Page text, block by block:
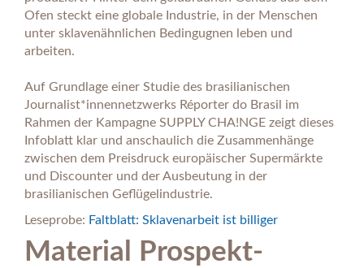
Ofen steckt eine globale Industrie, in der Menschen
unter sklavenähnlichen Bedingugnen leben und
arbeiten.
Auf Grundlage einer Studie des brasilianischen
Journalist*innennetzwerks Réporter do Brasil im
Rahmen der Kampagne SUPPLY CHA!NGE zeigt dieses
Infoblatt klar und anschaulich die Zusammenhänge
zwischen dem Preisdruck europäischer Supermärkte
und Discounter und der Ausbeutung in der
brasilianischen Geflügelindustrie.
Leseprobe: Faltblatt: Sklavenarbeit ist billiger
Material Prospekt-